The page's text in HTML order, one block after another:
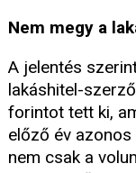
Nem megy a
A jelentés
lakáshitel-
forintot tett ki,
előző év
nem csak a